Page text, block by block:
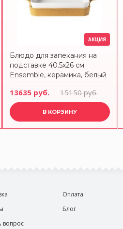
АКЦИЯ
Блюдо для запекания на
подставке 40.5х26 см
Ensemble, керамика, белый
13635 руб. 15150 руб.
В КОРЗИНУ
вопрос
Оплата
Блог